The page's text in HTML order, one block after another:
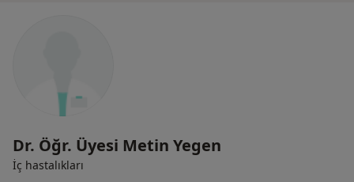
Dr. Öğr. Üyesi Metin Yegen
İç hastalıkları